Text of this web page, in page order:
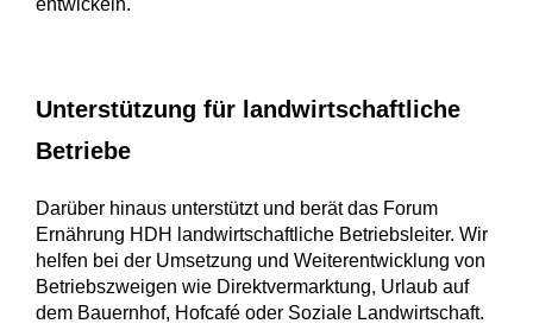
entwickeln.
Unterstützung für landwirtschaftliche
Betriebe
Darüber hinaus unterstützt und berät das Forum
Ernährung HDH landwirtschaftliche Betriebsleiter. Wir
helfen bei der Umsetzung und Weiterentwicklung von
Betriebszweigen wie Direktvermarktung, Urlaub auf
dem Bauernhof, Hofcafé oder Soziale Landwirtschaft.